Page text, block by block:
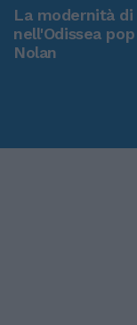
La modernità di
nell'Odissea
Nolan